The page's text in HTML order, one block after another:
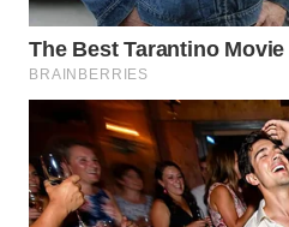
WN
DEPOK
WN
TAPANULI
UTARA
WN